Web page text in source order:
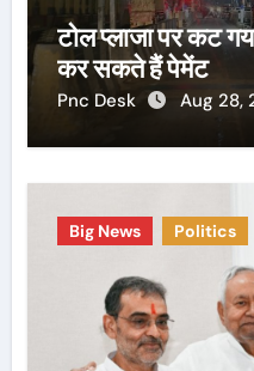
टोल प्लाजा पर कट
कर सकते हैं पेमेंट
Pnc Desk Aug 28,
Big News Politics